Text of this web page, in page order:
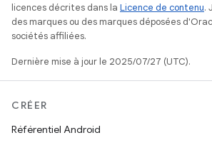
licences décrites dans la Licence de contenu.
des marques ou des marques déposées
sociétés affiliées.
Dernière mise à jour le 2025/07/27 (UTC).
CRÉER
Référentiel Android